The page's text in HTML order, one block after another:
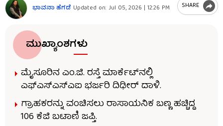
ಭಾವನಾ ಹೆಗಡೆ Updated on: Jul 05, 2026 | 12:26 PM SHARE
ಮುಖ್ಯಾಂಶಗಳು
ಮೈಸೂರಿನ ಎಂ.ಜಿ. ರಸ್ತೆ ಮಾರ್ಕೆಟ್‌ನಲ್ಲಿ
ಎಫ್‌ಎಸ್‌ಎಸ್‌ಎಐ ಭರ್ಜರಿ ದಿಢೀರ್ ದಾಳಿ.
ಗ್ರಾಹಕರನ್ನು ವಂಚಿಸಲು ರಾಸಾಯನಿಕ ಬಣ್ಣ ಹಚ್ಚಿದ್ದ
106 ಕೆಜಿ ಬಟಾಣಿ ಜಪ್ತಿ.